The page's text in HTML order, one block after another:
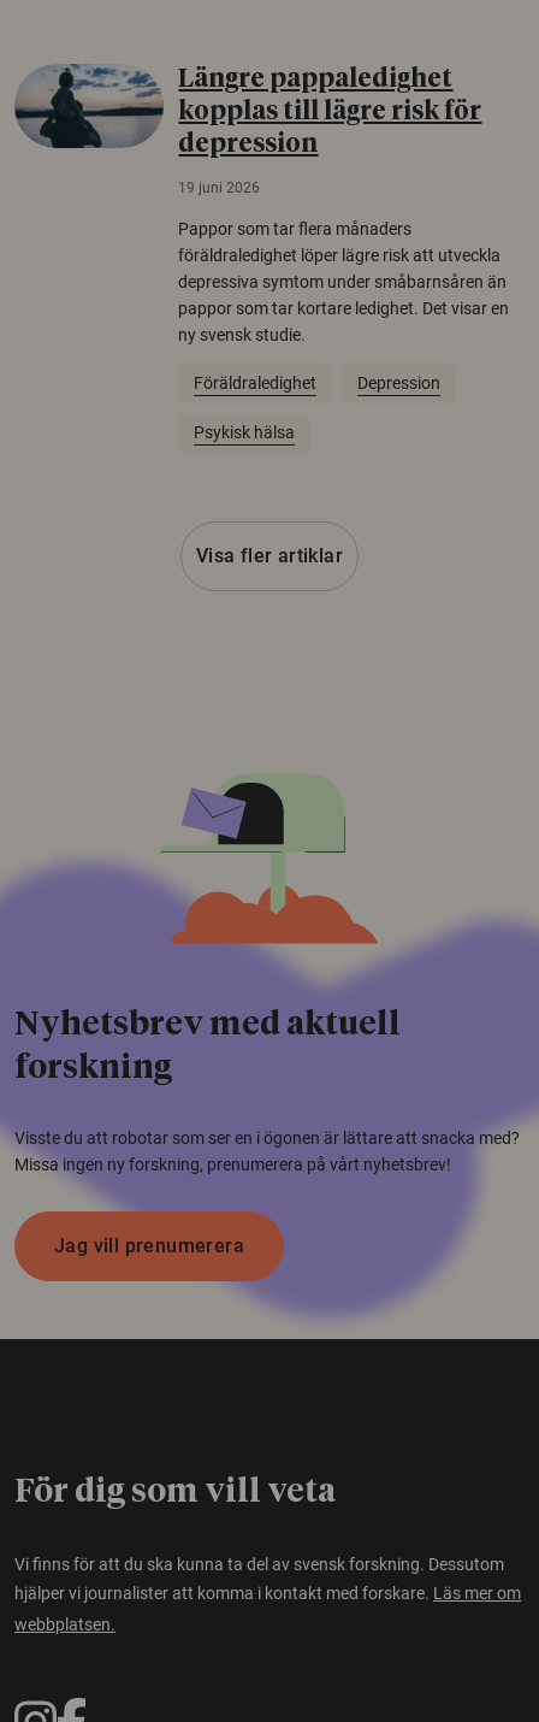
Längre pappaledighet
kopplas till lägre risk för
depression
19 juni 2026
Pappor som tar flera månaders
föräldraledighet löper lägre risk att utveckla
depressiva symtom under småbarnsåren än
pappor som tar kortare ledighet. Det visar en
ny svensk studie.
Föräldraledighet Depression
Psykisk hälsa
Visa fler artiklar
Nyhetsbrev med aktuell
forskning
Visste du att robotar som ser en i ögonen är lättare att snacka med?
Missa ingen ny forskning, prenumerera på vårt nyhetsbrev!
Jag vill prenumerera
För dig som vill veta
Vi finns för att du ska kunna ta del av svensk forskning. Dessutom
hjälper vi journalister att komma i kontakt med forskare. Läs mer om
webbplatsen.